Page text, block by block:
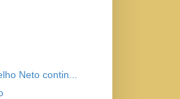
Neto contin...